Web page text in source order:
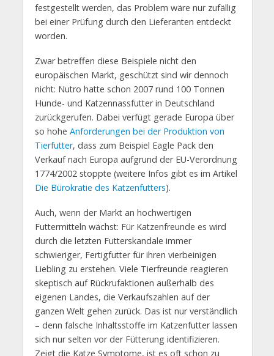
festgestellt werden, das Problem wäre nur zufällig
bei einer Prüfung durch den Lieferanten entdeckt
worden.
Zwar betreffen diese Beispiele nicht den
europäischen Markt, geschützt sind wir dennoch
nicht: Nutro hatte schon 2007 rund 100 Tonnen
Hunde- und Katzennassfutter in Deutschland
zurückgerufen. Dabei verfügt gerade Europa über
so hohe Anforderungen bei der Produktion von
Tierfutter, dass zum Beispiel Eagle Pack den
Verkauf nach Europa aufgrund der EU-Verordnung
1774/2002 stoppte (weitere Infos gibt es im Artikel
Die Bürokratie des Katzenfutters).
Auch, wenn der Markt an hochwertigen
Futtermitteln wächst: Für Katzenfreunde es wird
durch die letzten Futterskandale immer
schwieriger, Fertigfutter für ihren vierbeinigen
Liebling zu erstehen. Viele Tierfreunde reagieren
skeptisch auf Rückrufaktionen außerhalb des
eigenen Landes, die Verkaufszahlen auf der
ganzen Welt gehen zurück. Das ist nur verständlich
– denn falsche Inhaltsstoffe im Katzenfutter lassen
sich nur selten vor der Fütterung identifizieren.
Zeigt die Katze Symptome, ist es oft schon zu